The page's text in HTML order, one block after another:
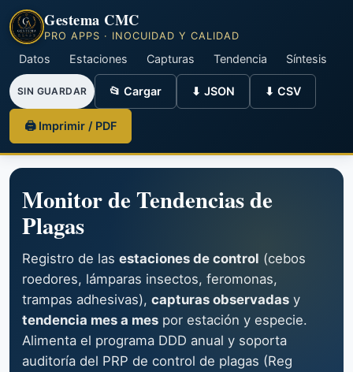
Gestema CMC
PRO APPS · INOCUIDAD Y CALIDAD
Datos Estaciones Capturas Tendencia Síntesis
SIN GUARDAR 📂 Cargar ⬇ JSON ⬇ CSV
🖨 Imprimir / PDF
Monitor de Tendencias de
Plagas
Registro de las estaciones de control (cebos
roedores, lámparas insectos, feromonas,
trampas adhesivas), capturas observadas y
tendencia mes a mes por estación y especie.
Alimenta el programa DDD anual y soporta
auditoría del PRP de control de plagas (Reg